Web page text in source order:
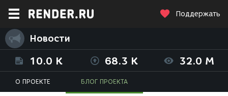
Поддержать
Новости
10.0 K 68.3 K 32.0 M
О ПРОЕКТЕ БЛОГ ПРОЕКТА